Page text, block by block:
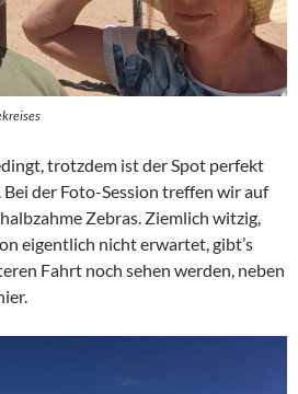
trotzdem ist der Spot perfekt
der Foto-Session treffen wir auf
Zebras. Ziemlich witzig,
eigentlich nicht erwartet, gibt’s
Fahrt noch sehen werden, neben